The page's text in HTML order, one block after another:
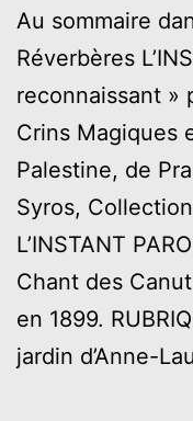
Au sommaire
Réverbères
reconnaissant »
Crins Magiques
Palestine, de
Syros,
L’INSTANT
Chant des
en 1899.
jardin d’Anne-